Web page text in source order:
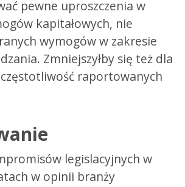
pewne uproszczenia w
kapitałowych, nie
wymogów w zakresie
Zmniejszyłby się też dla
raportowanych
legislacyjnych w
w opinii branży